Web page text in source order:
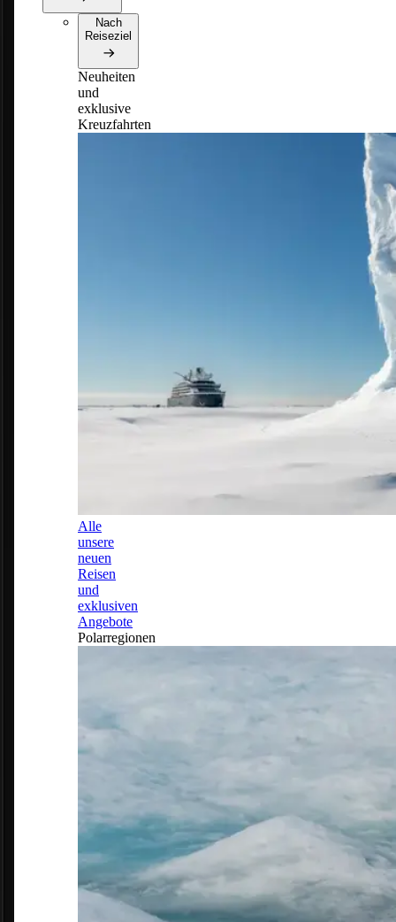
Nach
Reiseziel
Neuheiten
und
exklusive
Kreuzfahrten
Alle
unsere
neuen
Reisen
und
exklusiven
Angebote
Polarregionen